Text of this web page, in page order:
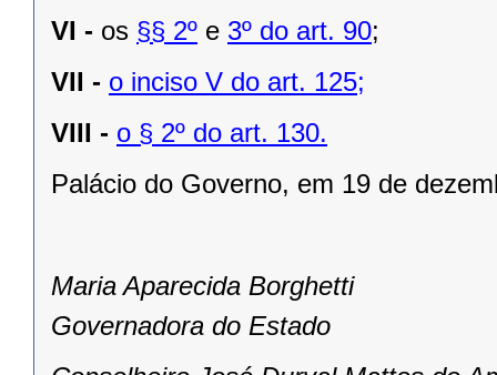
VI - os §§ 2º e 3º do art. 90;
VII - o inciso V do art. 125;
VIII - o § 2º do art. 130.
Palácio do Governo, em 19 de
Maria Aparecida Borghetti
Governadora do Estado